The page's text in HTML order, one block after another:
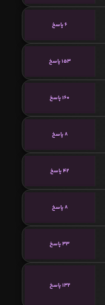
6 پاسخ
153 پاسخ
160 پاسخ
8 پاسخ
42 پاسخ
8 پاسخ
33 پاسخ
132 پاسخ